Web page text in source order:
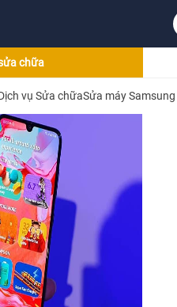
chữa
vụ Sửa chữaSửa máy Samsung